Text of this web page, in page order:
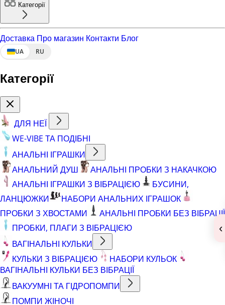
Категорії
Доставка Про магазин Контакти Блог
UA RU
Категорії
ДЛЯ НЕЇ
WE-VIBE ТА ПОДІБНІ
АНАЛЬНІ ІГРАШКИ
АНАЛЬНИЙ ДУШ
АНАЛЬНІ ПРОБКИ З НАКАЧКОЮ
АНАЛЬНІ ІГРАШКИ З ВІБРАЦІЄЮ
БУСИНИ,
ЛАНЦЮЖКИ
НАБОРИ АНАЛЬНИХ ІГРАШОК
ПРОБКИ З ХВОСТАМИ
АНАЛЬНІ ПРОБКИ БЕЗ ВІБРАЦІЇ
ПРОБКИ, ПЛАГИ З ВІБРАЦІЄЮ
ВАГІНАЛЬНІ КУЛЬКИ
КУЛЬКИ З ВІБРАЦІЄЮ
НАБОРИ КУЛЬОК
ВАГІНАЛЬНІ КУЛЬКИ БЕЗ ВІБРАЦІЇ
ВАКУУМНІ ТА ГІДРОПОМПИ
ПОМПИ ЖІНОЧІ
‹